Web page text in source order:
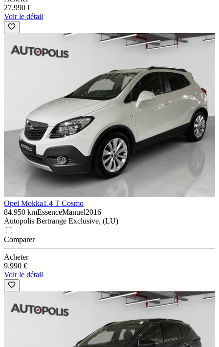
27.990 €
Voir le détail
Opel Mokka1.4 T Cosmo
84.950 kmEssenceManuel2016
Autopolis Bertrange Exclusive, (LU)
Comparer
Acheter
9.990 €
Voir le détail